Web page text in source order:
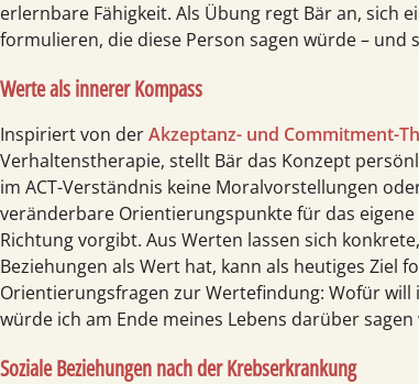
erlernbare Fähigkeit. Als Übung regt Bär an, sich
formulieren, die diese Person sagen würde – und
Werte als innerer Kompass
Inspiriert von derAkzeptanz- und Commitment-
Verhaltens­therapie, stellt Bär das Konzept
im ACT-Verständnis keine Moral­vorstellungen
veränderbare Orientierungs­punkte für das
Richtung vorgibt. Aus Werten lassen sich
Beziehungen als Wert hat, kann als heutiges Ziel
Orientierungs­fragen zur Werte­findung: Wofür will
würde ich am Ende meines Lebens darüber
Soziale Beziehungen nach der Krebserkrankung